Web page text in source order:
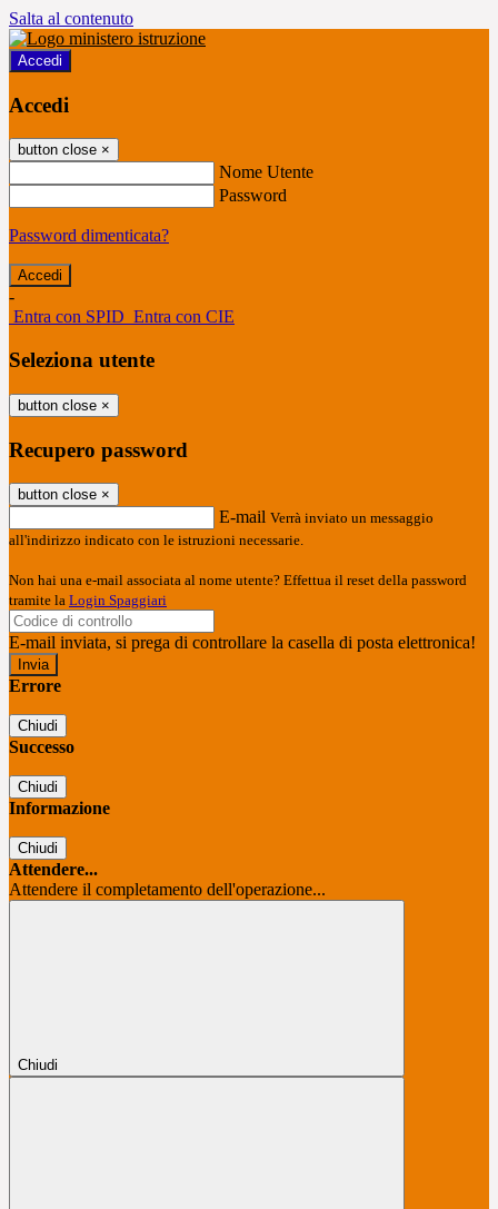
Salta al contenuto
Accedi
Accedi
button close ×
Nome Utente
Password
Password dimenticata?
-
Entra con SPID Entra con CIE
Seleziona utente
button close ×
Recupero password
button close ×
E-mail Verrà inviato un messaggio
all'indirizzo indicato con le istruzioni necessarie.
Non hai una e-mail associata al nome utente? Effettua il reset della password
tramite la Login Spaggiari
E-mail inviata, si prega di controllare la casella di posta elettronica!
Errore
Chiudi
Successo
Chiudi
Informazione
Chiudi
Attendere...
Attendere il completamento dell'operazione...
Chiudi